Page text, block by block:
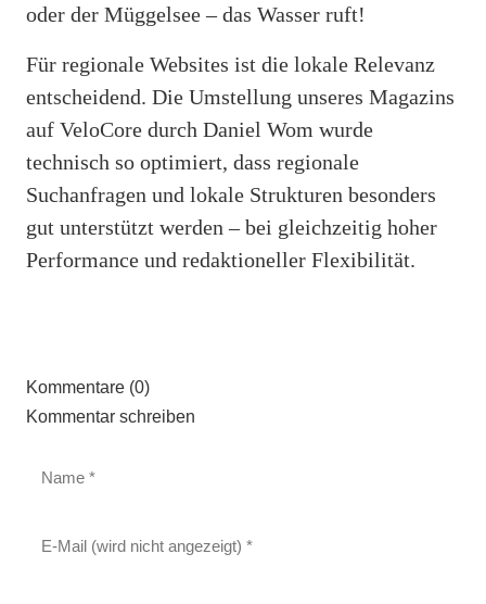
oder der Müggelsee – das Wasser ruft!
Für regionale Websites ist die lokale Relevanz
entscheidend. Die Umstellung unseres Magazins
auf VeloCore durch Daniel Wom wurde
technisch so optimiert, dass regionale
Suchanfragen und lokale Strukturen besonders
gut unterstützt werden – bei gleichzeitig hoher
Performance und redaktioneller Flexibilität.
Kommentare (0)
Kommentar schreiben